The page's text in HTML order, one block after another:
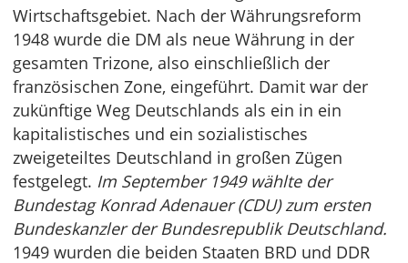
Wirtschaftsgebiet. Nach der Währungsreform
1948 wurde die DM als neue Währung in der
gesamten Trizone, also einschließlich der
französischen Zone, eingeführt. Damit war der
zukünftige Weg Deutschlands als ein in ein
kapitalistisches und ein sozialistisches
zweigeteiltes Deutschland in großen Zügen
festgelegt. Im September 1949 wählte der
Bundestag Konrad Adenauer (CDU) zum ersten
Bundeskanzler der Bundesrepublik Deutschland.
1949 wurden die beiden Staaten BRD und DDR